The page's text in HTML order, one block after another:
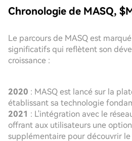
Chronologie de MASQ,
Le parcours de MASQ est
significatifs qui reflètent son
croissance :
2020 : MASQ est lancé sur la
établissant sa technologie
2021 : L'intégration avec le
offrant aux utilisateurs une
supplémentaire pour découvrir le